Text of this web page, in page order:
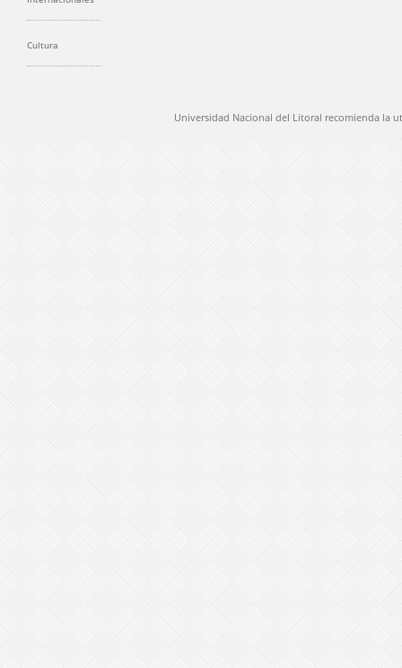
Cultura
Universidad Nacional del Litoral recomienda la